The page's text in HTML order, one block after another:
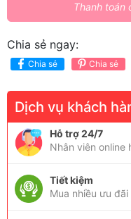
Thanh toán
Chia sẻ ngay:
Chia sẻ Chia sẻ
Dịch vụ khách
Hỗ trợ 24/7
Nhân viên online
Tiết kiệm
Mua nhiều ưu đãi